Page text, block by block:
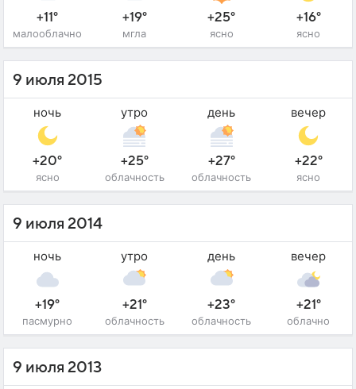
+11°
малооблачно
+19°
мгла
+25°
ясно
+16°
ясно
9 июля 2015
ночь
+20°
ясно
утро
+25°
облачность
день
+27°
облачность
вечер
+22°
ясно
9 июля 2014
ночь
+19°
пасмурно
утро
+21°
облачность
день
+23°
облачность
вечер
+21°
облачно
9 июля 2013